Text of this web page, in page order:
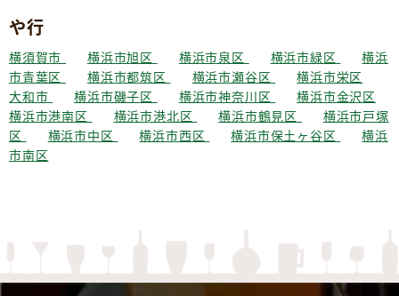
や行
横須賀市 横浜市旭区 横浜市泉区 横浜市緑区
横浜
市青葉区
横浜市都筑区 横浜市瀬谷区
横浜市栄区
大和市
横浜市磯子区 横浜市神奈川区
横浜市金沢区
横浜市港南区
横浜市港北区 横浜市鶴見区
横浜市戸塚
区
横浜市中区 横浜市西区 横浜市保土ヶ谷区
横浜
市南区